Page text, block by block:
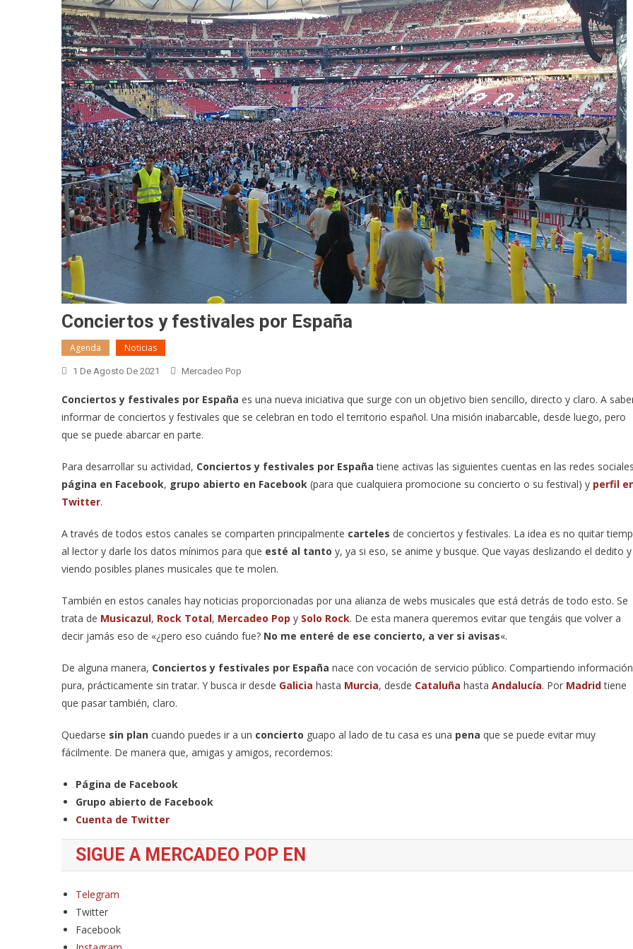
Conciertos y festivales por España
Agenda Noticias
1 De Agosto De 2021 Mercadeo Pop
Conciertos y festivales por España es una nueva iniciativa que surge con un objetivo bien sencillo, directo y claro. A
informar de conciertos y festivales que se celebran en todo el territorio español. Una misión inabarcable, desde luego, pero
que se puede abarcar en parte.
Para desarrollar su actividad, Conciertos y festivales por España tiene activas las siguientes cuentas en las redes
página en Facebook, grupo abierto en Facebook (para que cualquiera promocione su concierto o su festival) y perfil
Twitter.
A través de todos estos canales se comparten principalmente carteles de conciertos y festivales. La idea es no quitar
al lector y darle los datos mínimos para que esté al tanto y, ya si eso, se anime y busque. Que vayas deslizando el dedito y
viendo posibles planes musicales que te molen.
También en estos canales hay noticias proporcionadas por una alianza de webs musicales que está detrás de todo esto. Se
trata de Musicazul, Rock Total, Mercadeo Pop y Solo Rock. De esta manera queremos evitar que tengáis que volver a
decir jamás eso de «¿pero eso cuándo fue? No me enteré de ese concierto, a ver si avisas«.
De alguna manera, Conciertos y festivales por España nace con vocación de servicio público. Compartiendo información
pura, prácticamente sin tratar. Y busca ir desde Galicia hasta Murcia, desde Cataluña hasta Andalucía. Por Madridtiene
que pasar también, claro.
Quedarse sin plan cuando puedes ir a un concierto guapo al lado de tu casa es una pena que se puede evitar muy
fácilmente. De manera que, amigas y amigos, recordemos:
Página de Facebook
Grupo abierto de Facebook
Cuenta de Twitter
SIGUE A MERCADEO POP EN
Telegram
Twitter
Facebook